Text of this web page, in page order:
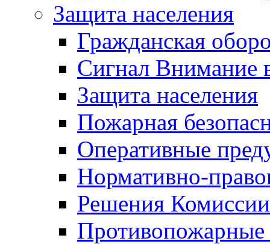
Защита населения
Гражданская
Сигнал Внимание
Защита населения
Пожарная
Оперативные
Нормативно-
Решения
Противопожарные